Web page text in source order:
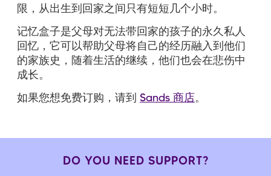
限，从出生到回家之间只有短短几个小时。
记忆盒子是父母对无法带回家的孩子的永久私人
回忆，它可以帮助父母将自己的经历融入到他们
的家族史，随着生活的继续，他们也会在悲伤中
成长。
如果您想免费订购，请到 Sands 商店。
DO YOU NEED SUPPORT?